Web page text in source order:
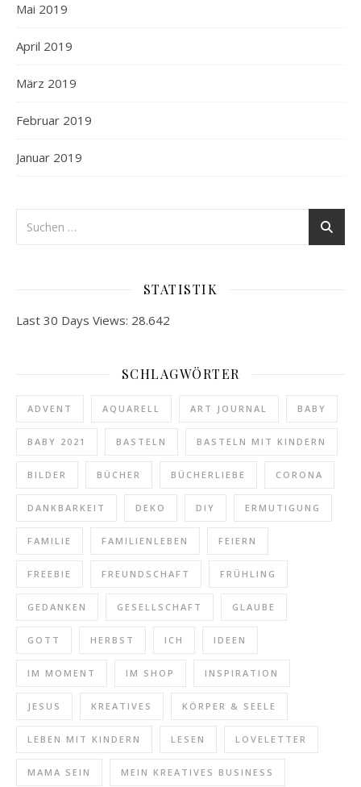
Mai 2019
April 2019
März 2019
Februar 2019
Januar 2019
STATISTIK
Last 30 Days Views: 28.642
SCHLAGWÖRTER
ADVENT AQUARELL ART JOURNAL BABY
BABY 2021 BASTELN BASTELN MIT KINDERN
BILDER BÜCHER BÜCHERLIEBE CORONA
DANKBARKEIT DEKO DIY ERMUTIGUNG
FAMILIE FAMILIENLEBEN FEIERN
FREEBIE FREUNDSCHAFT FRÜHLING
GEDANKEN GESELLSCHAFT GLAUBE
GOTT HERBST ICH IDEEN
IM MOMENT IM SHOP INSPIRATION
JESUS KREATIVES KÖRPER & SEELE
LEBEN MIT KINDERN LESEN LOVELETTER
MAMA SEIN MEIN KREATIVES BUSINESS